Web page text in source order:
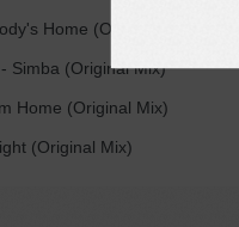
Home (Original Mix)
Simba (Original Mix)
Home (Original Mix)
(Original Mix)